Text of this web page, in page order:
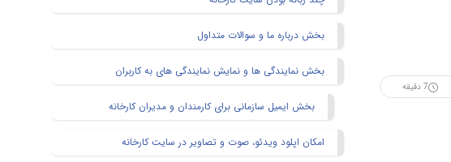
7 دقیقه
بخش درباره ما و سوالات متداول
بخش نمایندگی ها و نمایش نمایندگی های به کاربران
بخش ایمیل سازمانی برای کارمندان و مدیران کارخانه
امکان اپلود ویدئو، صوت و تصاویر در سایت کارخانه